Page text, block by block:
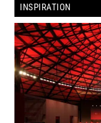
INSPIRATION